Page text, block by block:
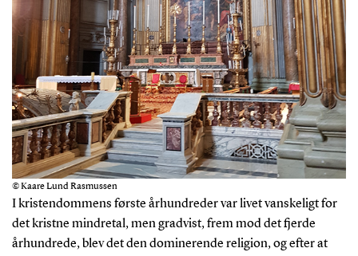
© Kaare Lund Rasmussen
I kristendommens første århundreder var livet vanskeligt for
det kristne mindretal, men gradvist, frem mod det fjerde
århundrede, blev det den dominerende religion, og efter at